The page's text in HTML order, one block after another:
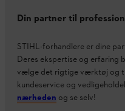
Din partner til
STIHL-forhandlere er dine
Deres ekspertise og erfaring
vælge det rigtige værktøj og
kundeservice og
nærheden og se selv!